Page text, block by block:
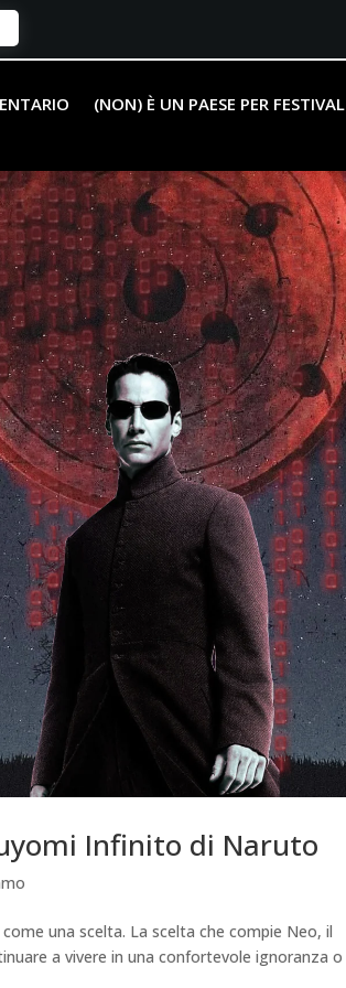
(NON) È UN PAESE PER FESTIVAL
Infinito di Naruto
una scelta. La scelta che compie Neo, il
a vivere in una confortevole ignoranza o